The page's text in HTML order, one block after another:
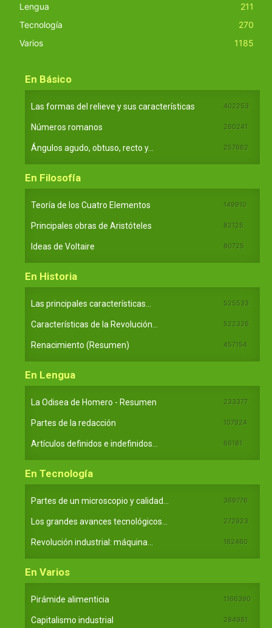
Lengua
211
Tecnología
270
Varios
1185
En Básico
Las formas del relieve y sus características 402253
Números romanos 260241
Ángulos agudo, obtuso, recto y... 257662
En Filosofía
Teoría de los Cuatro Elementos 149910
Principales obras de Aristóteles 82125
Ideas de Voltaire 80725
En Historia
Las principales características... 525533
Características de la Revolución... 522326
Renacimiento (Resumen) 457154
En Lengua
La Odisea de Homero - Resumen 233377
Partes de la redacción 107924
Artículos definidos e indefinidos... 66181
En Tecnología
Partes de un microscopio y calidad... 369776
Los grandes avances tecnológicos... 272923
Revolución industrial: máquina... 162460
En Varios
Pirámide alimenticia 1166390
Capitalismo industrial 284981